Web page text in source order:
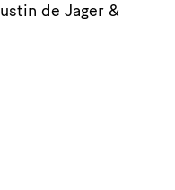
de Jager &